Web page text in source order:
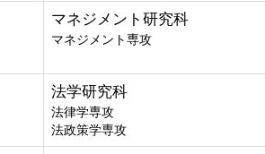
マネジメント研究科
マネジメント専攻
法学研究科
法律学専攻
法政策学専攻